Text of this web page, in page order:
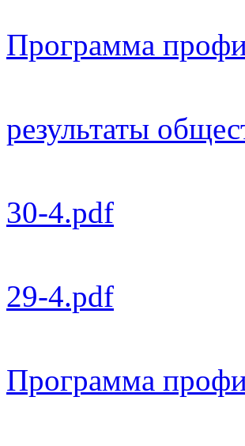
Программа
результаты
30-4.pdf
29-4.pdf
Программа